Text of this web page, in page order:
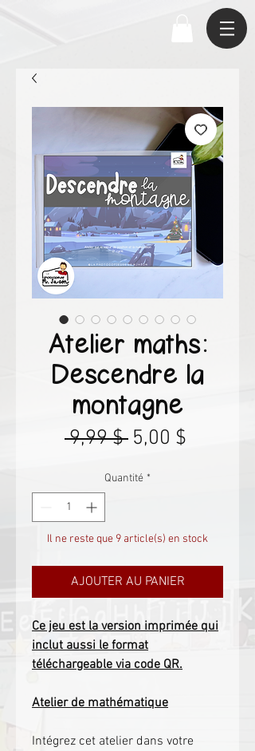
Atelier maths:
Descendre la
montagne
9,99 $ Prix
5,00 $
Quantité *
Il ne reste que 9 article(s) en stock
AJOUTER AU PANIER
Ce jeu est la version imprimée qui
inclut aussi le format
téléchargeable via code QR.
Atelier de mathématique
Intégrez cet atelier dans votre